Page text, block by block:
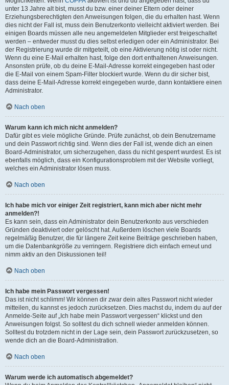
unter 13 Jahre alt bist, musst du bzw. einer deiner Eltern oder deiner
Erziehungsberechtigten den Anweisungen folgen, die du erhalten hast. Wenn
dies nicht der Fall ist, muss dein Benutzerkonto vielleicht aktiviert werden. Bei
einigen Boards müssen alle neu angemeldeten Mitglieder erst freigeschaltet
werden – entweder musst du dies selbst erledigen oder ein Administrator. Bei
der Registrierung wurde dir mitgeteilt, ob eine Aktivierung nötig ist oder nicht.
Wenn du eine E-Mail erhalten hast, folge den dort enthaltenen Anweisungen.
Ansonsten prüfe, ob du deine E-Mail-Adresse korrekt eingegeben hast oder
die E-Mail von einem Spam-Filter blockiert wurde. Wenn du dir sicher bist,
dass deine E-Mail-Adresse korrekt eingegeben wurde, dann kontaktiere einen
Administrator.
Nach oben
Warum kann ich mich nicht anmelden?
Dafür gibt es viele mögliche Gründe. Prüfe zunächst, ob dein Benutzername
und dein Passwort richtig sind. Wenn dies der Fall ist, wende dich an einen
Board-Administrator, um sicherzugehen, dass du nicht gesperrt wurdest. Es ist
ebenfalls möglich, dass ein Konfigurationsproblem mit der Website vorliegt,
welches ein Administrator lösen muss.
Nach oben
Ich habe mich vor einiger Zeit registriert, kann mich aber nicht mehr
anmelden?!
Es kann sein, dass ein Administrator dein Benutzerkonto aus verschieden
Gründen deaktiviert oder gelöscht hat. Außerdem löschen viele Boards
regelmäßig Benutzer, die für längere Zeit keine Beiträge geschrieben haben,
um die Datenbankgröße zu verringern. Registriere dich einfach erneut und
nimm aktiv an den Diskussionen teil!
Nach oben
Ich habe mein Passwort vergessen!
Das ist nicht schlimm! Wir können dir zwar dein altes Passwort nicht wieder
mitteilen, du kannst es jedoch zurücksetzen. Dies machst du, indem du auf der
Anmelde-Seite auf „Ich habe mein Passwort vergessen“ klickst und den
Anweisungen folgst. So solltest du dich schnell wieder anmelden können.
Solltest du trotzdem nicht in der Lage sein, dein Passwort zurückzusetzen, so
wende dich an die Board-Administration.
Nach oben
Warum werde ich automatisch abgemeldet?